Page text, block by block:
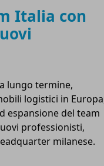
Italia con
lungo termine,
logistici in
espansione del team
professionisti,
milanese.